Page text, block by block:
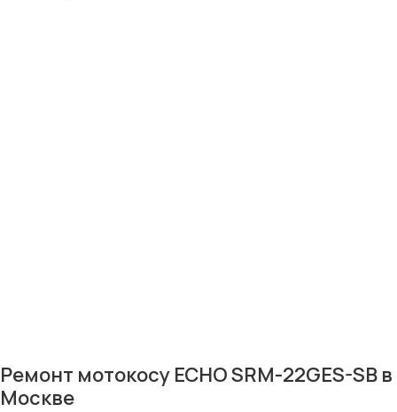
Ремонт мотокосу ECHO SRM-22GES-SB в
Москве